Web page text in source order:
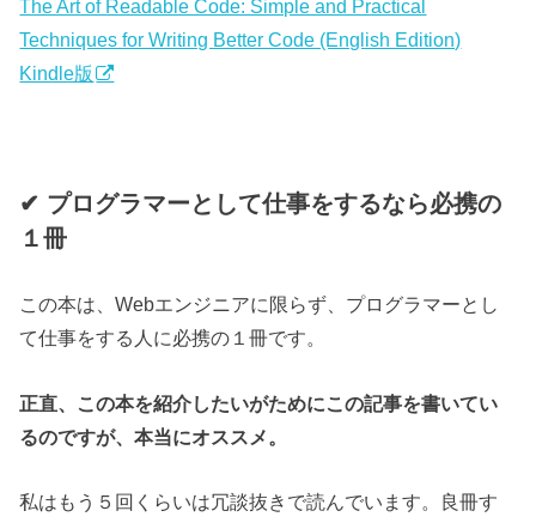
The Art of Readable Code: Simple and Practical
Techniques for Writing Better Code (English Edition)
Kindle版
✔︎ プログラマーとして仕事をするなら必携の
１冊
この本は、Webエンジニアに限らず、プログラマーとし
て仕事をする人に必携の１冊です。
正直、この本を紹介したいがためにこの記事を書いてい
るのですが、本当にオススメ。
私はもう５回くらいは冗談抜きで読んでいます。良冊す